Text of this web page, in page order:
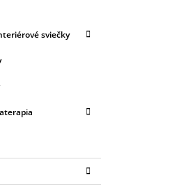
sviečky